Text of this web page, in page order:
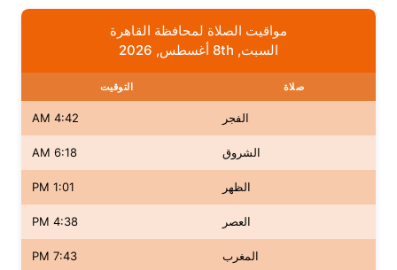
مواقيت الصلاة لمحافظة القاهرة
السبت, 8th أغسطس, 2026
صلاة التوقيت
الفجر 4:42 AM
الشروق 6:18 AM
الظهر 1:01 PM
العصر 4:38 PM
المغرب 7:43 PM